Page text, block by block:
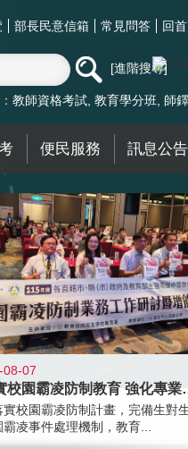
部長民意信箱 常見問答 回
進階搜尋
教師資格考試 教育學分班 師
便民服務 訊息公告
08-07
落實校園
實校園霸凌防制計畫，完備生對
霸凌事件處理機制，教育...